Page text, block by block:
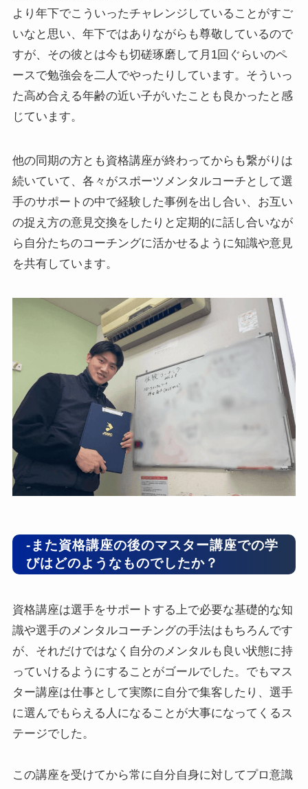
より年下でこういったチャレンジしていることがすご
いなと思い、年下ではありながらも尊敬しているので
すが、その彼とは今も切磋琢磨して月1回ぐらいのペ
ースで勉強会を二人でやったりしています。そういっ
た高め合える年齢の近い子がいたことも良かったと感
じています。
他の同期の方とも資格講座が終わってからも繋がりは
続いていて、各々がスポーツメンタルコーチとして選
手のサポートの中で経験した事例を出し合い、お互い
の捉え方の意見交換をしたりと定期的に話し合いなが
ら自分たちのコーチングに活かせるように知識や意見
を共有しています。
-また資格講座の後のマスター講座での学
びはどのようなものでしたか？
資格講座は選手をサポートする上で必要な基礎的な知
識や選手のメンタルコーチングの手法はもちろんです
が、それだけではなく自分のメンタルも良い状態に持
っていけるようにすることがゴールでした。でもマス
ター講座は仕事として実際に自分で集客したり、選手
に選んでもらえる人になることが大事になってくるス
テージでした。
この講座を受けてから常に自分自身に対してプロ意識